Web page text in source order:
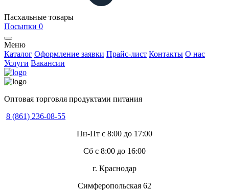
Пасхальные товары
Посыпки 0
Меню
Каталог Оформление заявки Прайс-лист Контакты О нас
Услуги Вакансии
Оптовая торговля продуктами питания
8 (861) 236-08-55
Пн-Пт с 8:00 до 17:00
Сб с 8:00 до 16:00
г. Краснодар
Симферопольская 62